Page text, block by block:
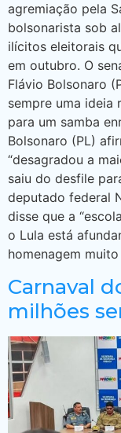
agremiação pela
bolsonarista sob
ilícitos eleitorais
em outubro. O
Flávio Bolsonaro
sempre uma ideia
para um samba
Bolsonaro (PL)
“desagradou a
saiu do desfile
deputado federal
disse que a
o Lula está
homenagem
Carnaval
milhões